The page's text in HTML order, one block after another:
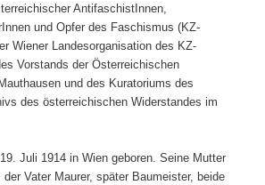
AntifaschistInnen,
und Opfer des Faschismus (KZ-
Wiener Landesorganisation des KZ-
Vorstands der Österreichischen
und des Kuratoriums des
des österreichischen Widerstandes im
Juli 1914 in Wien geboren. Seine Mutter
Vater Maurer, später Baumeister, beide